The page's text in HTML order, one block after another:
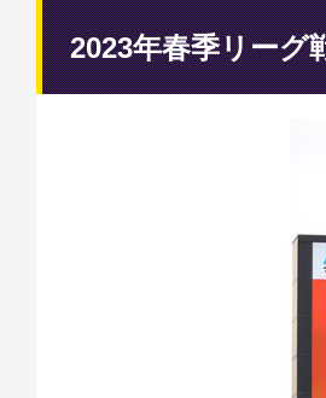
2023年春季リーグ